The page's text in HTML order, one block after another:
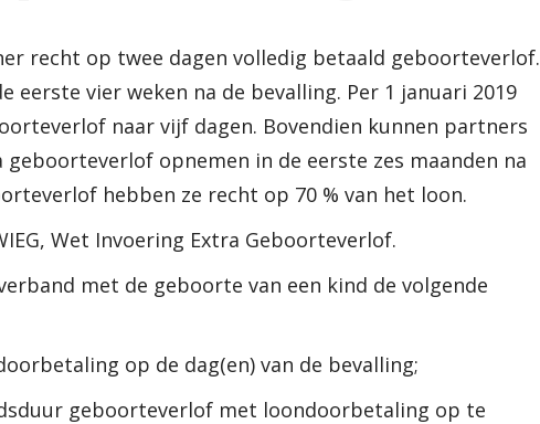
recht op twee dagen volledig betaald geboorteverlof.
eerste vier weken na de bevalling. Per 1 januari 2019
naar vijf dagen. Bovendien kunnen partners
opnemen in de eerste zes maanden na
hebben ze recht op 70 % van het loon.
Wet Invoering Extra Geboorteverlof.
met de geboorte van een kind de volgende
op de dag(en) van de bevalling;
geboorteverlof met loondoorbetaling op te